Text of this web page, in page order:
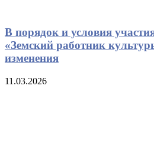
В порядок и условия
«Земский работник
изменения
11.03.2026